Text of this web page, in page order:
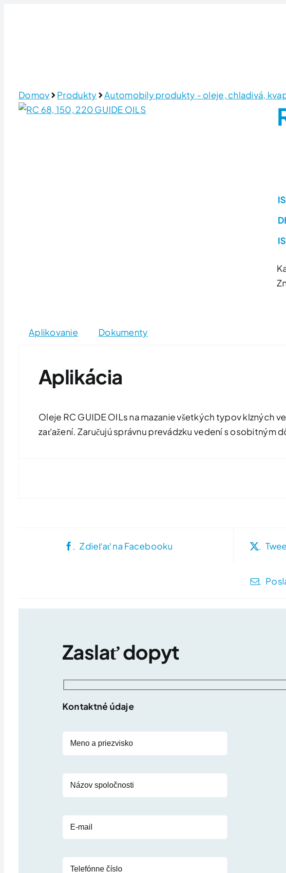
Domov Produkty Automobily produkty - oleje, chladivá,
Aplikovanie Dokumenty
Aplikácia
Oleje RC GUIDE OILs na mazanie všetkých typov
zaťažení. Zaručujú správnu prevádzku vedení s osobitným
Zdieľať na Facebooku
Zaslať dopyt
Kontaktné údaje